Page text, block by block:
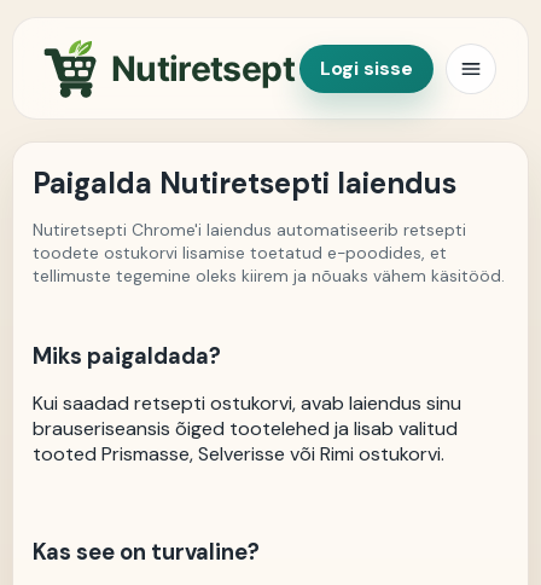
Nutiretsept Logi sisse
Paigalda Nutiretsepti laiendus
Nutiretsepti Chrome'i laiendus automatiseerib retsepti
toodete ostukorvi lisamise toetatud e-poodides, et
tellimuste tegemine oleks kiirem ja nõuaks vähem käsitööd.
Miks paigaldada?
Kui saadad retsepti ostukorvi, avab laiendus sinu
brauseriseansis õiged tootelehed ja lisab valitud
tooted Prismasse, Selverisse või Rimi ostukorvi.
Kas see on turvaline?